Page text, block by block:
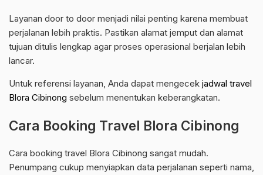
Layanan door to door menjadi nilai penting karena membuat
perjalanan lebih praktis. Pastikan alamat jemput dan alamat
tujuan ditulis lengkap agar proses operasional berjalan lebih
lancar.
Untuk referensi layanan, Anda dapat mengecek jadwal travel
Blora Cibinong sebelum menentukan keberangkatan.
Cara Booking Travel Blora Cibinong
Cara booking travel Blora Cibinong sangat mudah.
Penumpang cukup menyiapkan data perjalanan seperti nama,